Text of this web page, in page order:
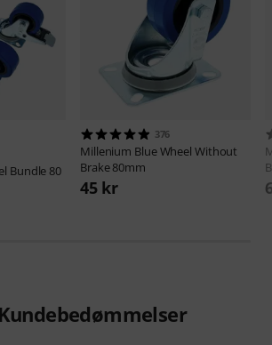
Bundle 80
376
Millenium Blue Wheel Without
Brake 80mm
45 kr
Kundebedømmelser